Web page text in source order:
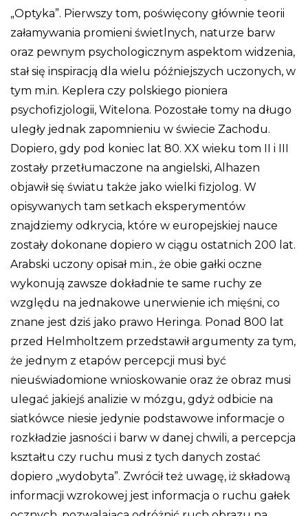
„Optyka”. Pierwszy tom, poświęcony głównie teorii
załamywania promieni świetlnych, naturze barw
oraz pewnym psychologicznym aspektom widzenia,
stał się inspiracją dla wielu późniejszych uczonych, w
tym m.in. Keplera czy polskiego pioniera
psychofizjologii, Witelona. Pozostałe tomy na długo
uległy jednak zapomnieniu w świecie Zachodu.
Dopiero, gdy pod koniec lat 80. XX wieku tom II i III
zostały przetłumaczone na angielski, Alhazen
objawił się światu także jako wielki fizjolog. W
opisywanych tam setkach eksperymentów
znajdziemy odkrycia, które w europejskiej nauce
zostały dokonane dopiero w ciągu ostatnich 200 lat.
Arabski uczony opisał m.in., że obie gałki oczne
wykonują zawsze dokładnie te same ruchy ze
względu na jednakowe unerwienie ich mięśni, co
znane jest dziś jako prawo Heringa. Ponad 800 lat
przed Helmholtzem przedstawił argumenty za tym,
że jednym z etapów percepcji musi być
nieuświadomione wnioskowanie oraz że obraz musi
ulegać jakiejś analizie w mózgu, gdyż odbicie na
siatkówce niesie jedynie podstawowe informacje o
rozkładzie jasności i barw w danej chwili, a percepcja
kształtu czy ruchu musi z tych danych zostać
dopiero „wydobyta”. Zwrócił też uwagę, iż składową
informacji wzrokowej jest informacja o ruchu gałek